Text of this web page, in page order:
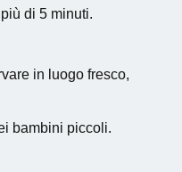
di 5 minuti.
in luogo fresco,
bambini piccoli.